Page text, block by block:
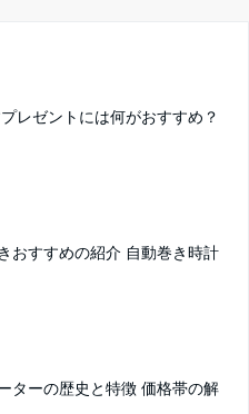
レゼントには何がおすすめ？
おすすめの紹介 自動巻き時計
ターの歴史と特徴 価格帯の解